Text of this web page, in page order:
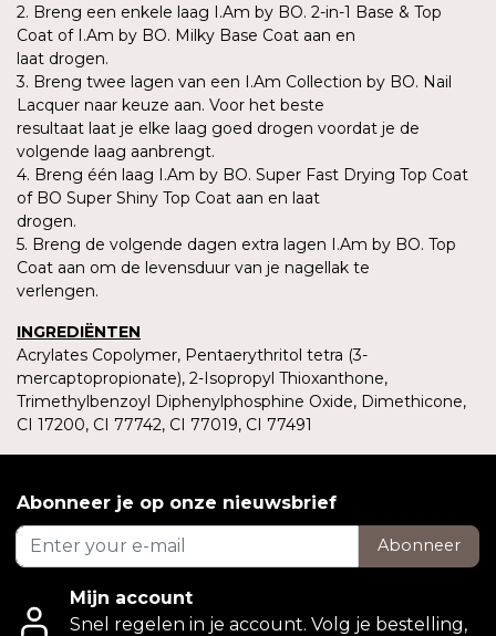
2. Breng een enkele laag I.Am by BO. 2-in-1 Base & Top
Coat of I.Am by BO. Milky Base Coat aan en
laat drogen.
3. Breng twee lagen van een I.Am Collection by BO. Nail
Lacquer naar keuze aan. Voor het beste
resultaat laat je elke laag goed drogen voordat je de
volgende laag aanbrengt.
4. Breng één laag I.Am by BO. Super Fast Drying Top Coat
of BO Super Shiny Top Coat aan en laat
drogen.
5. Breng de volgende dagen extra lagen I.Am by BO. Top
Coat aan om de levensduur van je nagellak te
verlengen.
INGREDIËNTEN
Acrylates Copolymer, Pentaerythritol tetra (3-
mercaptopropionate), 2-Isopropyl Thioxanthone,
Trimethylbenzoyl Diphenylphosphine Oxide, Dimethicone,
CI 17200, CI 77742, CI 77019, CI 77491
Abonneer je op onze nieuwsbrief
Abonneer
Mijn account
Snel regelen in je account. Volg je bestelling,